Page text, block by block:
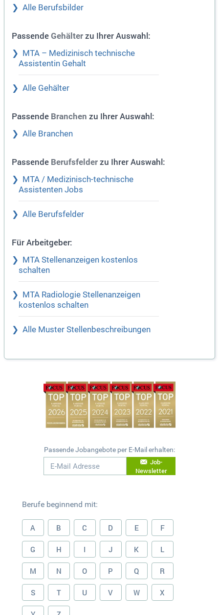
Alle Berufsbilder
Passende Gehälter zu Ihrer Auswahl:
MTA – Medizinisch technische
Assistentin Gehalt
Alle Gehälter
Passende Branchen zu Ihrer Auswahl:
Alle Branchen
Passende Berufsfelder zu Ihrer Auswahl:
MTA / Medizinisch-technische
Assistenten Jobs
Alle Berufsfelder
Für Arbeitgeber:
MTA Stellenanzeigen kostenlos
schalten
MTA Radiologie Stellenanzeigen
kostenlos schalten
Alle Muster Stellenbeschreibungen
Passende Jobangebote per E-Mail erhalten:
Job-
Newsletter
Berufe beginnend mit:
A B C D E F
G H I J K L
M N O P Q R
S T U V W X